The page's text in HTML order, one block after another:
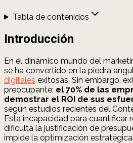
Tabla de contenidos
Introducción
En el dinámico mundo del
se ha convertido en la piedra
digitales exitosas. Sin embargo,
preocupante: el 70% de las
demostrar el ROI de sus
según estudios recientes del
Esta incapacidad para cuantificar
dificulta la justificación de
impide la optimización estratégica.